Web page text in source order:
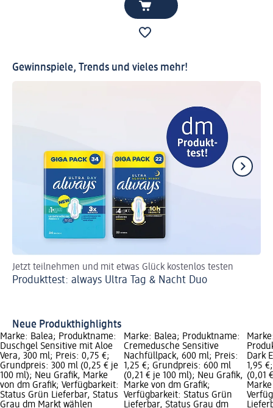
Gewinnspiele, Trends und vieles mehr!
Jetzt teilnehmen und mit etwas Glück kostenlos testen
Produkttest: always Ultra Tag & Nacht Duo
Neue Produkthighlights
Marke: Balea; Produktname:
Duschgel Sensitive mit Aloe
Vera, 300 ml; Preis: 0,75 €;
Grundpreis: 300 ml (0,25 € je
100 ml); Neu Grafik, Marke
von dm Grafik; Verfügbarkeit:
Status Grün Lieferbar, Status
Grau dm Markt wählen
Marke: Balea; Produktname:
Cremedusche Sensitive
Nachfüllpack, 600 ml; Preis:
1,25 €; Grundpreis: 600 ml
(0,21 € je 100 ml); Neu Grafik,
Marke von dm Grafik;
Verfügbarkeit: Status Grün
Lieferbar, Status Grau dm
Dark
1,95
(0,01